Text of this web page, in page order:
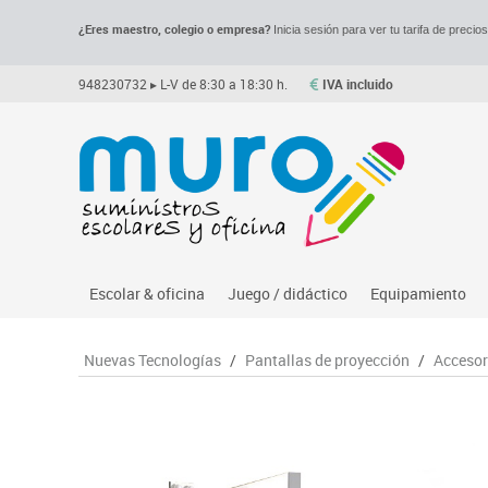
¿Eres maestro, colegio o empresa?Inicia sesión para ver tu tarifa de precios.
948230732 ▸ L-V de 8:30 a 18:30 h. IVA incluido
Escolar & oficina
Archivo
Juego / didáctico
Asociación y atención
Espacios multisensoriales
Equipamiento
Despachos y
Nuevas Tecnologías / Pantallas de proyección /